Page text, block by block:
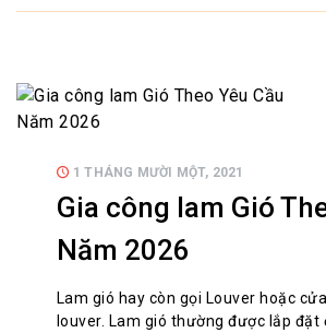
1 THÁNG MƯỜI MỘT, 2021
Gia công lam Gió
Năm 2026
Lam gió hay còn gọi Louver hoặc
louver. Lam gió thường được lắp đặt